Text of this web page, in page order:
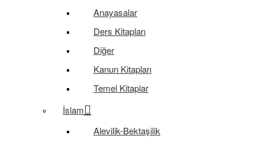
Anayasalar
Ders Kitapları
Diğer
Kanun Kitapları
Temel Kitaplar
İslam
Alevilik-Bektaşilik